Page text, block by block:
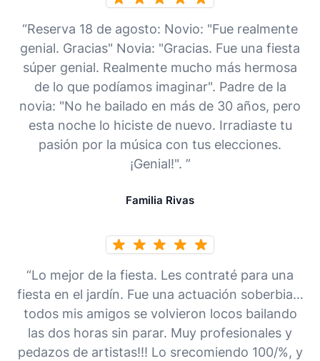
“Reserva 18 de agosto: Novio: "Fue realmente
genial. Gracias" Novia: "Gracias. Fue una fiesta
súper genial. Realmente mucho más hermosa
de lo que podíamos imaginar". Padre de la
novia: "No he bailado en más de 30 años, pero
esta noche lo hiciste de nuevo. Irradiaste tu
pasión por la música con tus elecciones.
¡Genial!". ”
Familia Rivas
“Lo mejor de la fiesta. Les contraté para una
fiesta en el jardín. Fue una actuación soberbia…
todos mis amigos se volvieron locos bailando
las dos horas sin parar. Muy profesionales y
pedazos de artistas!!! Lo srecomiendo 100/%, y